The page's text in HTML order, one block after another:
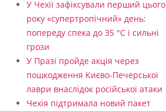
У Чехії зафіксували перший цього
року «супертропічний» день:
попереду спека до 35 °C і сильні
грози
У Празі пройде акція через
пошкодження Києво-Печерської
лаври внаслідок російської атаки
Чехія підтримала новий пакет